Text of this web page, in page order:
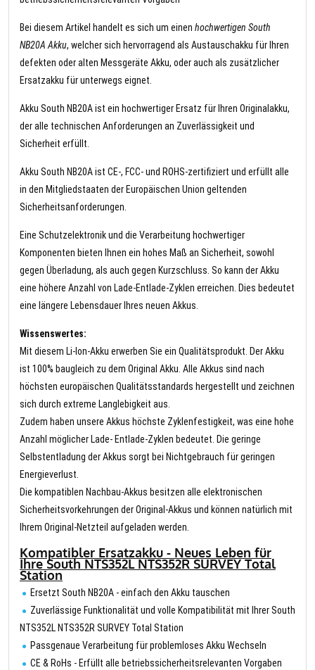
Bei diesem Artikel handelt es sich um einen hochwertigen South
NB20A Akku, welcher sich hervorragend als Austauschakku für Ihren
defekten oder alten Messgeräte Akku, oder auch als zusätzlicher
Ersatzakku für unterwegs eignet.
Akku South NB20A ist ein hochwertiger Ersatz für Ihren Originalakku,
der alle technischen Anforderungen an Zuverlässigkeit und
Sicherheit erfüllt.
Akku South NB20A ist CE-, FCC- und ROHS-zertifiziert und erfüllt alle
in den Mitgliedstaaten der Europäischen Union geltenden
Sicherheitsanforderungen.
Eine Schutzelektronik und die Verarbeitung hochwertiger
Komponenten bieten Ihnen ein hohes Maß an Sicherheit, sowohl
gegen Überladung, als auch gegen Kurzschluss. So kann der Akku
eine höhere Anzahl von Lade-Entlade-Zyklen erreichen. Dies bedeutet
eine längere Lebensdauer Ihres neuen Akkus.
Wissenswertes:
Mit diesem Li-Ion-Akku erwerben Sie ein Qualitätsprodukt. Der Akku
ist 100% baugleich zu dem Original Akku. Alle Akkus sind nach
höchsten europäischen Qualitätsstandards hergestellt und zeichnen
sich durch extreme Langlebigkeit aus.
Zudem haben unsere Akkus höchste Zyklenfestigkeit, was eine hohe
Anzahl möglicher Lade- Entlade-Zyklen bedeutet. Die geringe
Selbstentladung der Akkus sorgt bei Nichtgebrauch für geringen
Energieverlust.
Die kompatiblen Nachbau-Akkus besitzen alle elektronischen
Sicherheitsvorkehrungen der Original-Akkus und können natürlich mit
Ihrem Original-Netzteil aufgeladen werden.
Kompatibler Ersatzakku - Neues Leben für
Ihre South NTS352L NTS352R SURVEY Total
Station
Ersetzt South NB20A - einfach den Akku tauschen
Zuverlässige Funktionalität und volle Kompatibilität mit Ihrer South
NTS352L NTS352R SURVEY Total Station
Passgenaue Verarbeitung für problemloses Akku Wechseln
CE & RoHs - Erfüllt alle betriebssicherheitsrelevanten Vorgaben